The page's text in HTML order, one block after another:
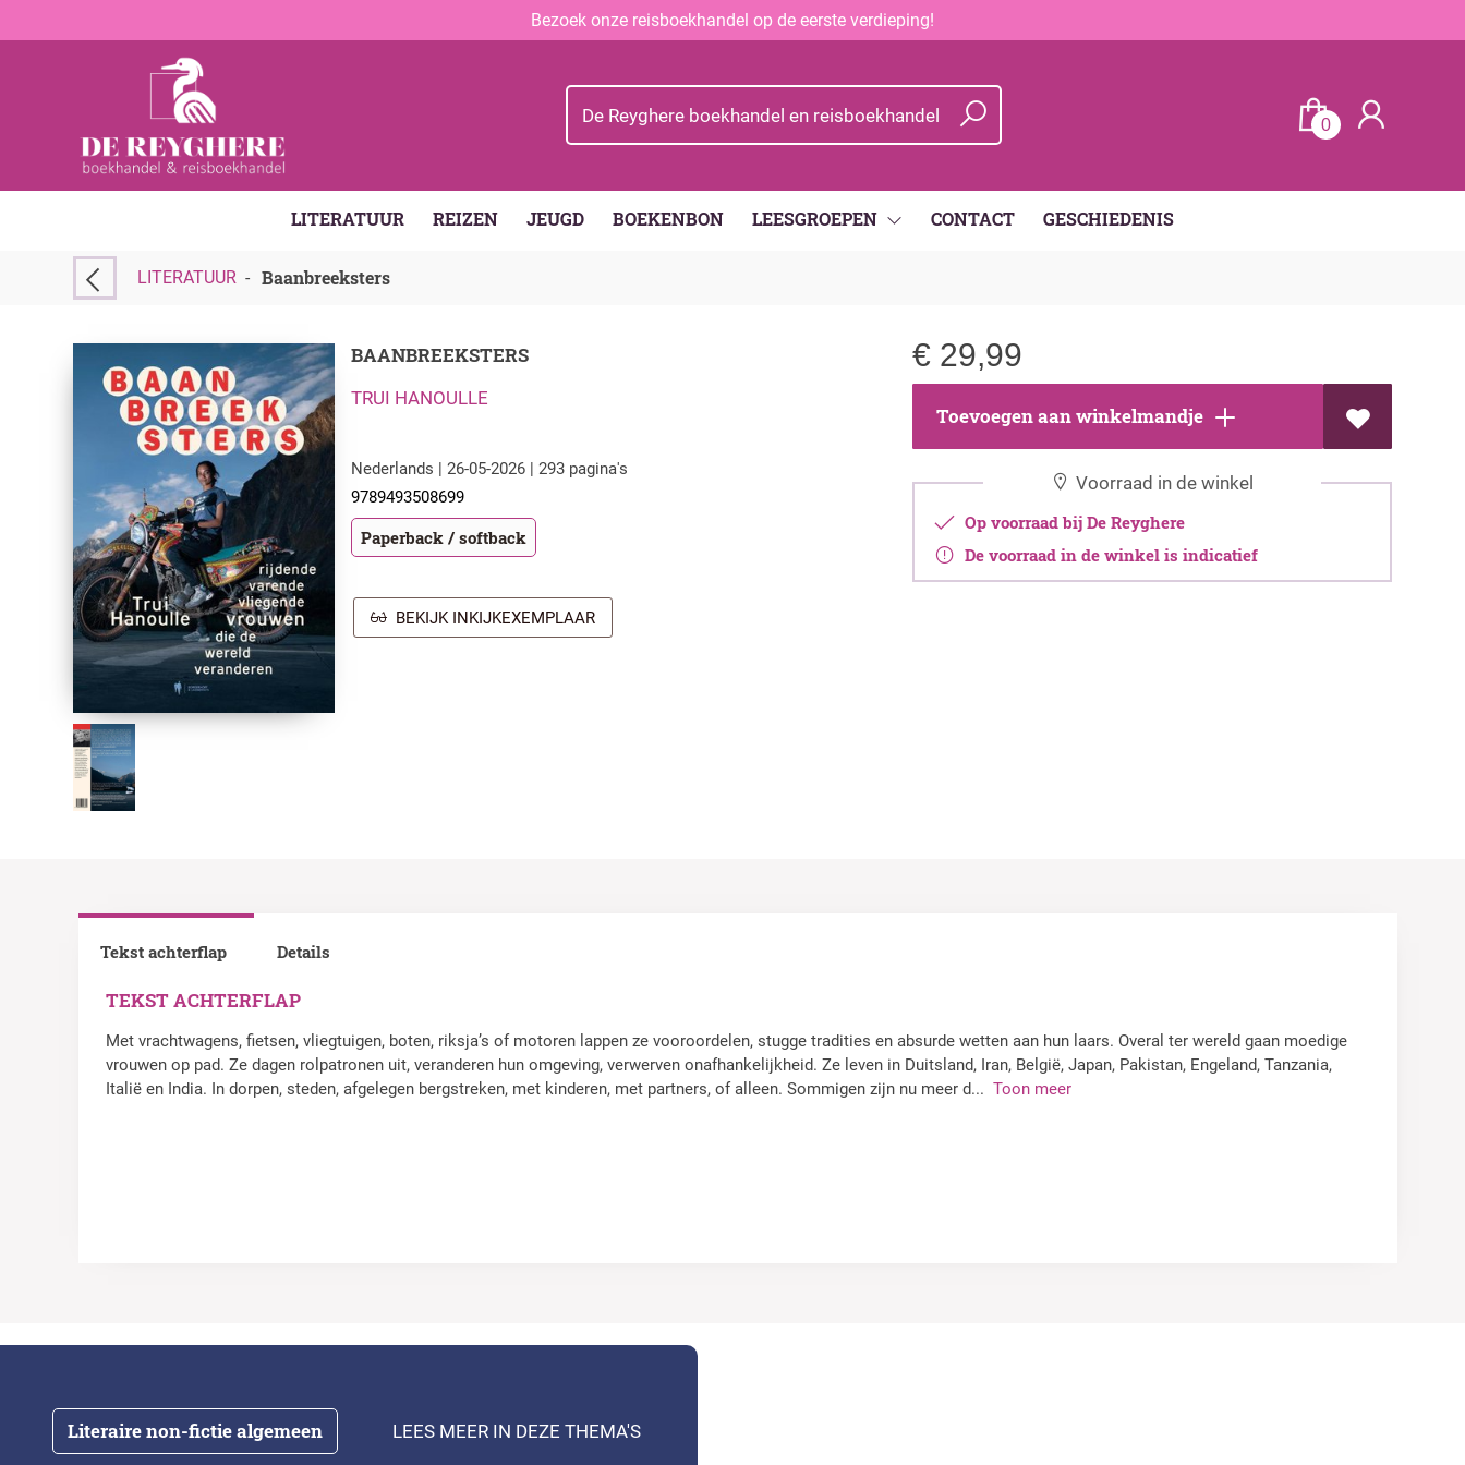
Bezoek onze reisboekhandel op de eerste verdieping!
0
LITERATUUR REIZEN JEUGD BOEKENBON LEESGROEPEN CONTACT GESCHIEDENIS
LITERATUUR - Baanbreeksters
BAANBREEKSTERS
TRUI HANOULLE
Nederlands | 26-05-2026 | 293 pagina's
9789493508699
Paperback / softback
BEKIJK INKIJKEXEMPLAAR
€ 29,99
Toevoegen aan winkelmandje
Voorraad in de winkel
Op voorraad bij De Reyghere
De voorraad in de winkel is indicatief
Tekst achterflap
TEKST ACHTERFLAP
Met vrachtwagens, fietsen, vliegtuigen, boten, riksja’s of motoren lappen ze vooroordelen, stugge tradities en absurde wetten aan hun laars. Overal ter wereld gaan moedige
vrouwen op pad. Ze dagen rolpatronen uit, veranderen hun omgeving, verwerven onafhankelijkheid. Ze leven in Duitsland, Iran, België, Japan, Pakistan, Engeland, Tanzania,
Italië en India. In dorpen, steden, afgelegen bergstreken, met kinderen, met partners, of alleen. Sommigen zijn nu meer d... Toon meer
Details
Literaire non-fictie algemeen LEES MEER IN DEZE THEMA'S